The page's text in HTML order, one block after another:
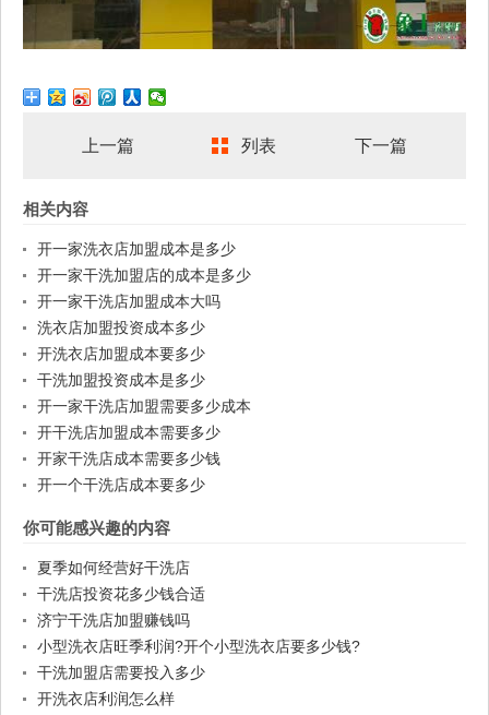
上一篇 列表 下一篇
相关内容
开一家洗衣店加盟成本是多少
开一家干洗加盟店的成本是多少
开一家干洗店加盟成本大吗
洗衣店加盟投资成本多少
开洗衣店加盟成本要多少
干洗加盟投资成本是多少
开一家干洗店加盟需要多少成本
开干洗店加盟成本需要多少
开家干洗店成本需要多少钱
开一个干洗店成本要多少
你可能感兴趣的内容
夏季如何经营好干洗店
干洗店投资花多少钱合适
济宁干洗店加盟赚钱吗
小型洗衣店旺季利润?开个小型洗衣店要多少钱?
干洗加盟店需要投入多少
开洗衣店利润怎么样